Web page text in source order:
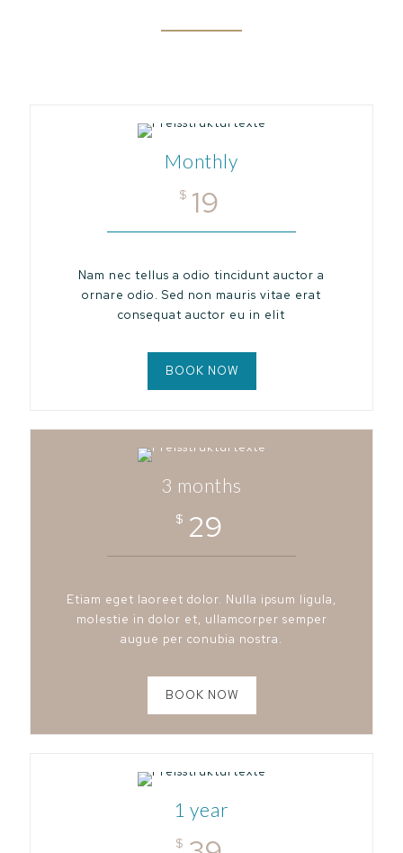
Monthly
$ 19
Nam nec tellus a odio tincidunt auctor a
ornare odio. Sed non mauris vitae erat
consequat auctor eu in elit
BOOK NOW
3 months
$ 29
Etiam eget laoreet dolor. Nulla ipsum ligula,
molestie in dolor et, ullamcorper semper
augue per conubia nostra.
BOOK NOW
1 year
$